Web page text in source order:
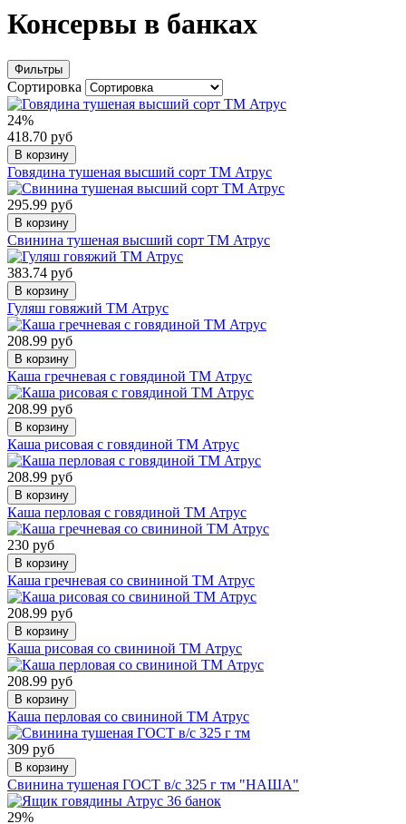
Консервы в банках
Фильтры
Сортировка
24%
418.70 руб
В корзину
Говядина тушеная высший сорт ТМ Атрус
295.99 руб
В корзину
Свинина тушеная высший сорт ТМ Атрус
383.74 руб
В корзину
Гуляш говяжий ТМ Атрус
208.99 руб
В корзину
Каша гречневая с говядиной ТМ Атрус
208.99 руб
В корзину
Каша рисовая с говядиной ТМ Атрус
208.99 руб
В корзину
Каша перловая с говядиной ТМ Атрус
230 руб
В корзину
Каша гречневая со свининой ТМ Атрус
208.99 руб
В корзину
Каша рисовая со свининой ТМ Атрус
208.99 руб
В корзину
Каша перловая со свининой ТМ Атрус
309 руб
В корзину
Свинина тушеная ГОСТ в/с 325 г тм "НАША"
29%